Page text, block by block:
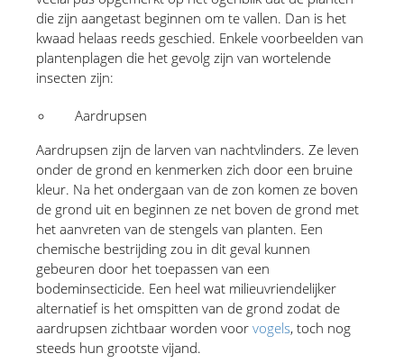
die zijn aangetast beginnen om te vallen. Dan is het
kwaad helaas reeds geschied. Enkele voorbeelden van
plantenplagen die het gevolg zijn van wortelende
insecten zijn:
Aardrupsen
Aardrupsen zijn de larven van nachtvlinders. Ze leven
onder de grond en kenmerken zich door een bruine
kleur. Na het ondergaan van de zon komen ze boven
de grond uit en beginnen ze net boven de grond met
het aanvreten van de stengels van planten. Een
chemische bestrijding zou in dit geval kunnen
gebeuren door het toepassen van een
bodeminsecticide. Een heel wat milieuvriendelijker
alternatief is het omspitten van de grond zodat de
aardrupsen zichtbaar worden voor vogels, toch nog
steeds hun grootste vijand.